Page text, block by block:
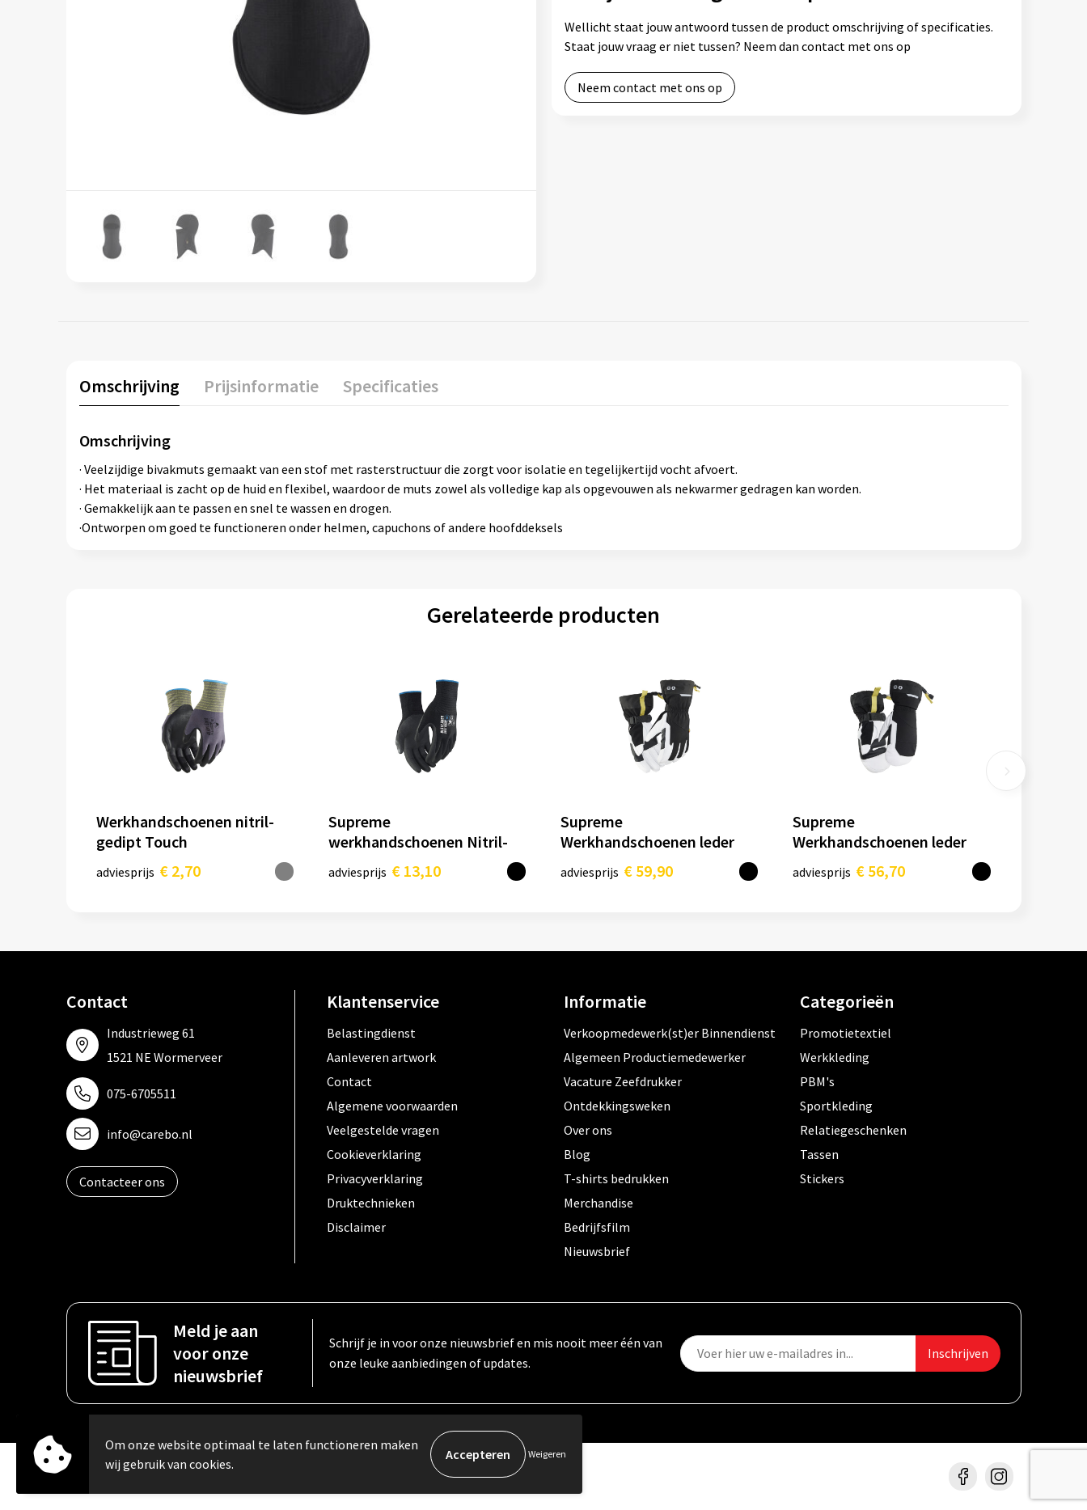
Wellicht staat jouw antwoord tussen de product omschrijving of specificaties.
Staat jouw vraag er niet tussen? Neem dan contact met ons op
Neem contact met ons op
Omschrijving Prijsinformatie Specificaties
Omschrijving
· Veelzijdige bivakmuts gemaakt van een stof met rasterstructuur die zorgt voor isolatie en tegelijkertijd vocht afvoert.
· Het materiaal is zacht op de huid en flexibel, waardoor de muts zowel als volledige kap als opgevouwen als nekwarmer gedragen kan worden.
· Gemakkelijk aan te passen en snel te wassen en drogen.
·Ontworpen om goed te functioneren onder helmen, capuchons of andere hoofddeksels
Gerelateerde producten
Werkhandschoenen nitril-
gedipt Touch
adviesprijs € 2,70
Supreme
werkhandschoenen Nitril-
gedipt gevoerd Touch
adviesprijs € 13,10
Supreme
Werkhandschoenen leder
gevoerd waterdicht
adviesprijs € 59,90
Supreme
Werkhandschoenen leder
gevoerd waterdicht
adviesprijs € 56,70
Contact
Industrieweg 61
1521 NE Wormerveer
075-6705511
info@carebo.nl
Contacteer ons
Klantenservice
Belastingdienst
Aanleveren artwork
Contact
Algemene voorwaarden
Veelgestelde vragen
Cookieverklaring
Privacyverklaring
Druktechnieken
Disclaimer
Informatie
Verkoopmedewerk(st)er Binnendienst
Algemeen Productiemedewerker
Vacature Zeefdrukker
Ontdekkingsweken
Over ons
Blog
T-shirts bedrukken
Merchandise
Bedrijfsfilm
Nieuwsbrief
Categorieën
Promotietextiel
Werkkleding
PBM's
Sportkleding
Relatiegeschenken
Tassen
Stickers
Meld je aan
voor onze
nieuwsbrief
Schrijf je in voor onze nieuwsbrief en mis nooit meer één van
onze leuke aanbiedingen of updates.
© Copyright Carebo 2026
Om onze website optimaal te laten functioneren maken
wij gebruik van cookies.
Weigeren